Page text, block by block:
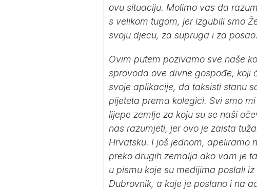
ovu situaciju. Molimo vas da
s velikom tugom, jer izgubili smo
svoju djecu, za supruga i za posao.
Ovim putem pozivamo sve naše
sprovoda ove divne gospođe, koji
svoje aplikacije, da taksisti stanu
pijeteta prema kolegici. Svi smo
lijepe zemlje za koju su se naši
nas razumjeti, jer ovo je zaista
Hrvatsku. I još jednom, apeliramo
preko drugih zemalja ako vam je
u pismu koje su medijima poslali
Dubrovnik, a koje je poslano i na